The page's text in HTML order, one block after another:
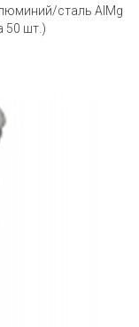
сталь AlMg
50 шт.)